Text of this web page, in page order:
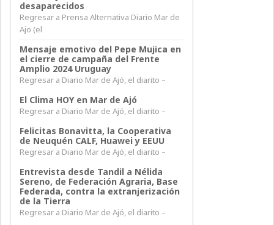
desaparecidos
Regresar a Prensa Alternativa Diario Mar de
Ajo (el
Mensaje emotivo del Pepe Mujica en
el cierre de campaña del Frente
Amplio 2024 Uruguay
Regresar a Diario Mar de Ajó, el diarito –
El Clima HOY en Mar de Ajó
Regresar a Diario Mar de Ajó, el diarito –
Felicitas Bonavitta, la Cooperativa
de Neuquén CALF, Huawei y EEUU
Regresar a Diario Mar de Ajó, el diarito –
Entrevista desde Tandil a Nélida
Sereno, de Federación Agraria, Base
Federada, contra la extranjerización
de la Tierra
Regresar a Diario Mar de Ajó, el diarito –